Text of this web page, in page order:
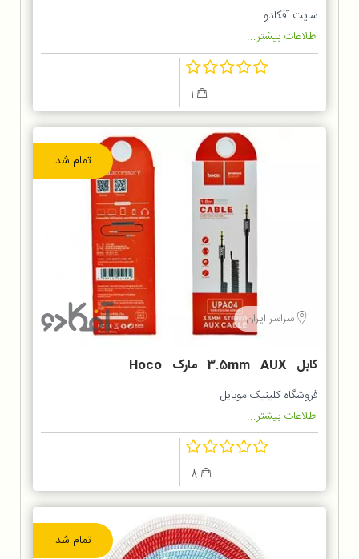
سایت آفکادو
اطلاعات بیشتر...
تمام شد
سراسر ایران
کابل 3.5mm AUX مارک Hoco
UPA04
فروشگاه کلینیک موبایل
اطلاعات بیشتر...
تمام شد